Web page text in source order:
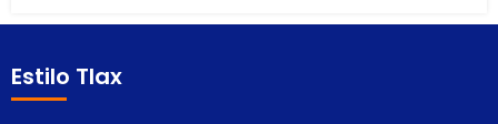
Estilo Tlax